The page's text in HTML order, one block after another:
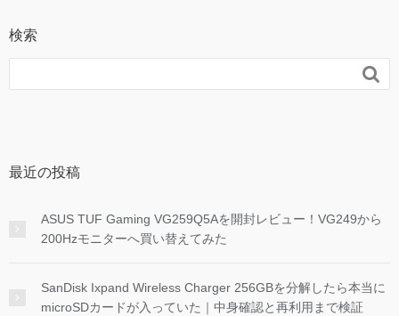
検索

最近の投稿
ASUS TUF Gaming VG259Q5Aを開封レビュー！VG249から
200Hzモニターへ買い替えてみた
SanDisk Ixpand Wireless Charger 256GBを分解したら本当に
microSDカードが入っていた｜中身確認と再利用まで検証